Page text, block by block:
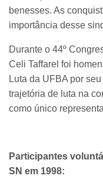
benesses. As
importância desse
Durante o 44º
Celi Taffarel foi
Luta da UFBA por
trajetória de luta na
como único
Participantes
SN em 1998: